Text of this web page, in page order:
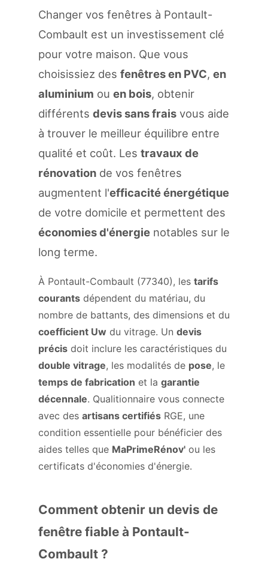
Changer vos fenêtres à Pontault-
Combault est un investissement clé
pour votre maison. Que vous
choisissiez des fenêtres en PVC, en
aluminium ou en bois, obtenir
différents devis sans frais vous aide
à trouver le meilleur équilibre entre
qualité et coût. Les travaux de
rénovation de vos fenêtres
augmentent l'efficacité énergétique
de votre domicile et permettent des
économies d'énergie notables sur le
long terme.
À Pontault-Combault (77340), les tarifs
courants dépendent du matériau, du
nombre de battants, des dimensions et du
coefficient Uw du vitrage. Un devis
précis doit inclure les caractéristiques du
double vitrage, les modalités de pose, le
temps de fabrication et la garantie
décennale. Qualitionnaire vous connecte
avec des artisans certifiés RGE, une
condition essentielle pour bénéficier des
aides telles que MaPrimeRénov' ou les
certificats d'économies d'énergie.
Comment obtenir un devis de
fenêtre fiable à Pontault-
Combault ?